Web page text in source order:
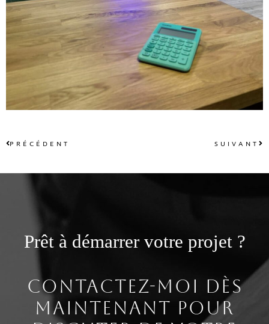
PRÉCÉDENT SUIVANT
Prêt à démarrer votre projet ?
Contactez-moi dès
maintenant pour